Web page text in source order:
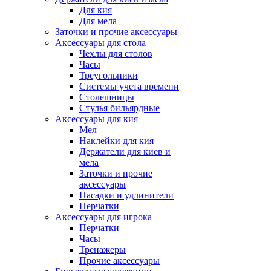
Для кия
Для мела
Заточки и прочие аксессуары
Аксессуары для стола
Чехлы для столов
Часы
Треугольники
Системы учета времени
Столешницы
Стулья бильярдные
Аксессуары для кия
Мел
Наклейки для кия
Держатели для киев и
мела
Заточки и прочие
аксессуары
Насадки и удлинители
Перчатки
Аксессуары для игрока
Перчатки
Часы
Тренажеры
Прочие аксессуары